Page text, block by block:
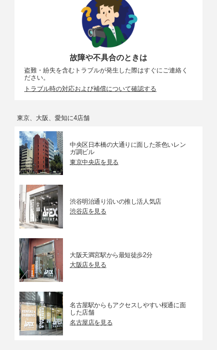
故障や不具合のときは
盗難・紛失を含むトラブルが発生した際はすぐにご連絡く
ださい。
トラブル時の対応および補償について確認する
東京、大阪、愛知に4店舗
中央区日本橋の大通りに面した茶色いレン
ガ調ビル
東京中央店を見る
渋谷明治通り沿いの推し活人気店
渋谷店を見る
大阪天満宮駅から最短徒歩2分
大阪店を見る
名古屋駅からもアクセスしやすい桜通に面
した店舗
名古屋店を見る